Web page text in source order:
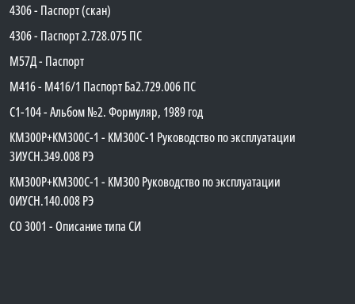
4306 - Паспорт (скан)
4306 - Паспорт 2.728.075 ПС
М57Д - Паспорт
М416 - М416/1 Паспорт Ба2.729.006 ПС
C1-104 - Альбом №2. Формуляр, 1989 год
КМ300Р+КМ300С-1 - КМ300C-1 Руководство по эксплуатации
3ИУСН.349.008 РЭ
КМ300Р+КМ300С-1 - КМ300 Руководство по эксплуатации
0ИУСН.140.008 РЭ
СО 3001 - Описание типа СИ